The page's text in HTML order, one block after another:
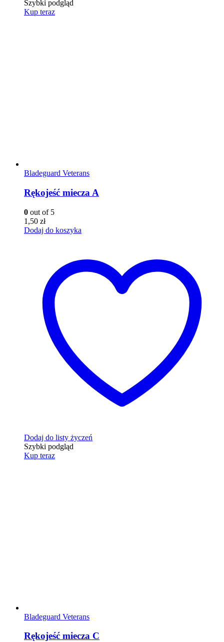
Szybki podgląd
Kup teraz
Bladeguard Veterans
Rękojeść miecza A
0 out of 5
1,50 zł
Dodaj do koszyka
Dodaj do listy życzeń
Szybki podgląd
Kup teraz
Bladeguard Veterans
Rękojeść miecza C